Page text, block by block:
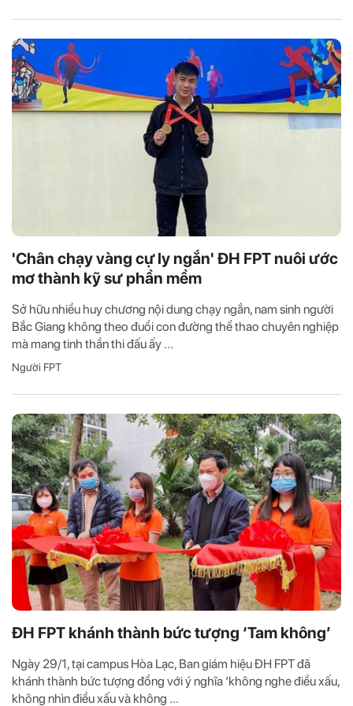
'Chân chạy vàng cự ly ngắn' ĐH FPT nuôi ước
mơ thành kỹ sư phần mềm
Sở hữu nhiều huy chương nội dung chạy ngắn, nam sinh người
Bắc Giang không theo đuổi con đường thể thao chuyên nghiệp
mà mang tinh thần thi đấu ấy ...
Người FPT
ĐH FPT khánh thành bức tượng ‘Tam không’
Ngày 29/1, tại campus Hòa Lạc, Ban giám hiệu ĐH FPT đã
khánh thành bức tượng đồng với ý nghĩa ‘không nghe điều xấu,
không nhìn điều xấu và không ...